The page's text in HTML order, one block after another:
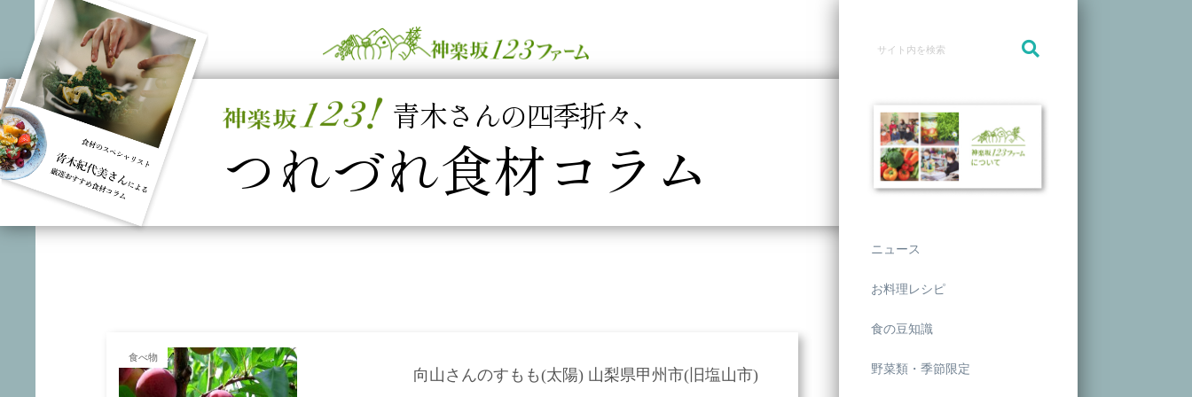
青木さんの四季折々、
つれづれ食材コラム
食べ物
向山さんのすもも(太陽) 山梨県甲州市(旧塩山市)
ニュース
お料理レシピ
食の豆知識
野菜類・季節限定